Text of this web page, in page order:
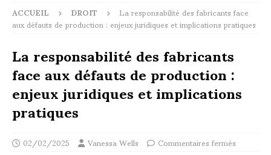
ACCUEIL DROIT La responsabilité des fabricants face
aux défauts de production : enjeux juridiques et implications pratiques
La responsabilité des fabricants
face aux défauts de production :
enjeux juridiques et implications
pratiques
02/02/2025 Vanessa Wells Commentaires fermés